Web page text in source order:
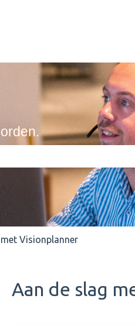
is leeg.
Visionplanner
Aan de slag